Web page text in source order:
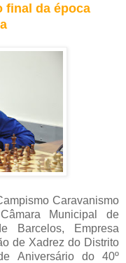
final da época
Caravanismo
Municipal de
Barcelos, Empresa
de Xadrez do Distrito
Aniversário do 40º